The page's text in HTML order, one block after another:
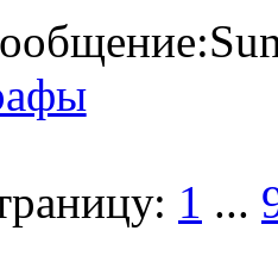
1 ...